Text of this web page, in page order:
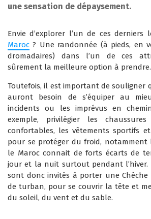
une sensation de dépaysement.
Envie d’explorer l’un de ces derniers
Maroc ? Une randonnée (à pieds, en
dromadaires) dans l’un de ces
sûrement la meilleure option à prendre.
Toutefois, il est important de souligner
auront besoin de s’équiper au
incidents ou les imprévus en
exemple, privilégier les
confortables, les vêtements sportifs
pour se protéger du froid, notamment
le Maroc connait de forts écarts de
jour et la nuit surtout pendant l’hiver.
sont donc invités à porter une
de turban, pour se couvrir la tête et
du soleil, du vent et du sable.